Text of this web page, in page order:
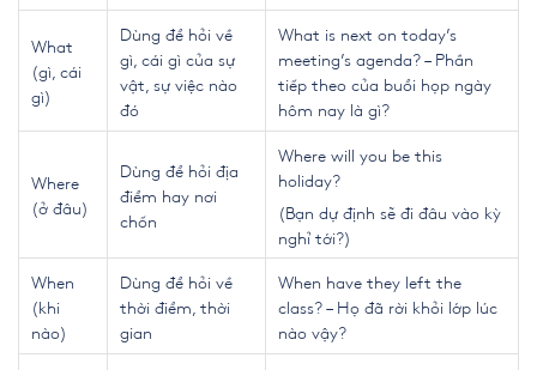
​​​​​​​What
(gì, cái
gì)
Dùng để hỏi về
gì, cái gì của sự
vật, sự việc nào
đó
What is next on today’s
meeting’s agenda? – Phần
tiếp theo của buổi họp ngày
hôm nay là gì?
Where
(ở đâu)
Dùng để hỏi địa
điểm hay nơi
chốn
Where will you be this
holiday?
(Bạn dự định sẽ đi đâu vào kỳ
nghỉ tới?)
When
(khi
nào)
Dùng để hỏi về
thời điểm, thời
gian
When have they left the
class? – Họ đã rời khỏi lớp lúc
nào vậy?